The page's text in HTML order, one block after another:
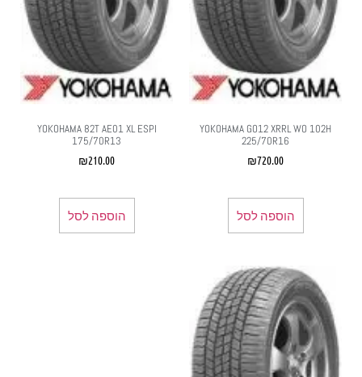
YOKOHAMA GO12 XRRL WO 102H
225/70R16
₪720.00
הוספה לסל
YOKOHAMA 82T AE01 XL ESPI
175/70R13
₪210.00
הוספה לסל